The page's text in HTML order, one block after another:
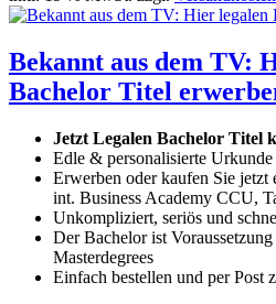
Bekannt aus dem TV:
Bachelor Titel
Jetzt Legalen Bachelor Titel
Edle & personalisierte
Erwerben oder kaufen Sie
int. Business Academy CCU,
Unkompliziert, seriös und
Der Bachelor ist
Masterdegrees
Einfach bestellen und per Post